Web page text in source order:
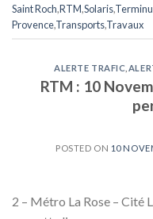
Saint Roch,RTM,Solaris,
Provence,Transports,Travaux
ALERTE TRAFIC
RTM : 10
POSTED ON 10
2 – Métro La Rose – Cité